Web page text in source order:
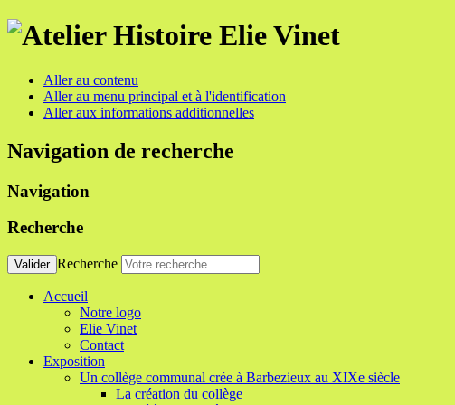
Aller au contenu
Aller au menu principal et à l'identification
Aller aux informations additionnelles
Navigation de recherche
Navigation
Recherche
Valider Recherche
Accueil
Notre logo
Elie Vinet
Contact
Exposition
Un collège communal crée à Barbezieux au XIXe siècle
La création du collège